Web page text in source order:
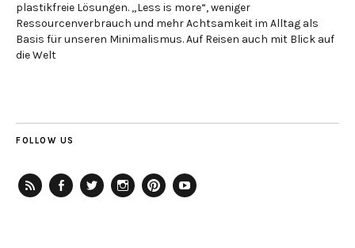
plastikfreie Lösungen. „Less is more“, weniger
Ressourcenverbrauch und mehr Achtsamkeit im Alltag als
Basis für unseren Minimalismus. Auf Reisen auch mit Blick auf
die Welt
FOLLOW US